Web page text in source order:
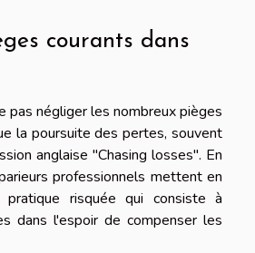
courants dans
pas négliger les nombreux pièges
la poursuite des pertes, souvent
anglaise "Chasing losses". En
professionnels mettent en
risquée qui consiste à
dans l'espoir de compenser les